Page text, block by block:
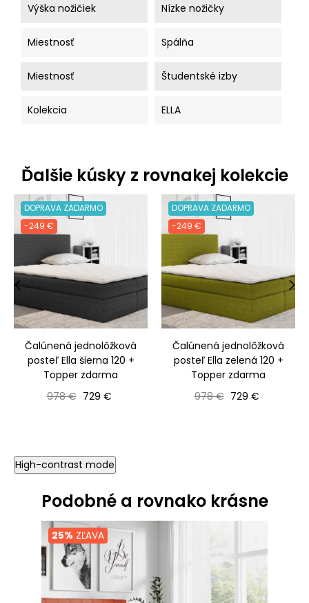
Výška nožičiek Nízke nožičky
Miestnosť Spálňa
Miestnosť Študentské izby
Kolekcia ELLA
Ďalšie kúsky z rovnakej kolekcie
DOPRAVA ZADARMO
-249 €
Čalúnená jednolôžková
posteľ Ella šierna 120 +
Topper zdarma
Bežná cena
978 € Cena
729 €
DOPRAVA ZADARMO
-249 €
Čalúnená jednolôžková
posteľ Ella zelená 120 +
Topper zdarma
Bežná cena
978 € Cena
729 €
‹ ›
High-contrast mode
Podobné a rovnako krásne
25% ZĽAVA